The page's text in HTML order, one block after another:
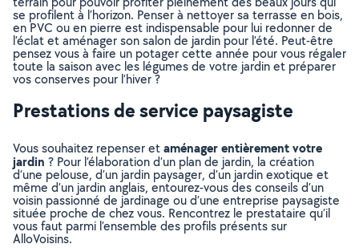
se profilent à l’horizon. Penser à nettoyer sa terrasse en bois,
en PVC ou en pierre est indispensable pour lui redonner de
l’éclat et aménager son salon de jardin pour l’été. Peut-être
pensez vous à faire un potager cette année pour vous régaler
toute la saison avec les légumes de votre jardin et préparer
vos conserves pour l’hiver ?
Prestations de service paysagiste
Vous souhaitez repenser etaménager entièrement votre
jardin ? Pour l’élaboration d’un plan de jardin, la création
d’une pelouse, d’un jardin paysager, d’un jardin exotique et
même d’un jardin anglais, entourez-vous des conseils d’un
voisin passionné de jardinage ou d’une entreprise paysagiste
située proche de chez vous. Rencontrez le prestataire qu’il
vous faut parmi l’ensemble des profils présents sur
AlloVoisins.